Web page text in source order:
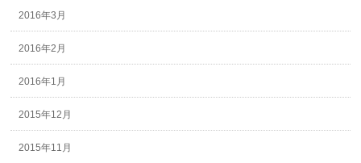
2016年3月
2016年2月
2016年1月
2015年12月
2015年11月